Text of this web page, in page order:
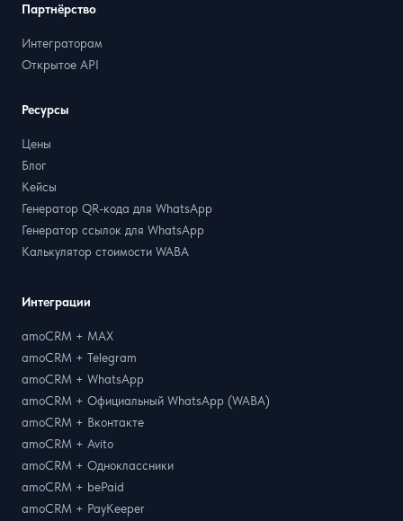
Интеграции
amoCRM + MAX
amoCRM + Telegram
amoCRM + WhatsApp
amoCRM + Официальный WhatsApp (WABA)
amoCRM + Вконтакте
amoCRM + Avito
amoCRM + Одноклассники
amoCRM + bePaid
amoCRM + PayKeeper
Партнёрство
Интеграторам
Открытое API
Ресурсы
Цены
Блог
Кейсы
Генератор QR-кода для WhatsApp
Генератор ссылок для WhatsApp
Калькулятор стоимости WABA